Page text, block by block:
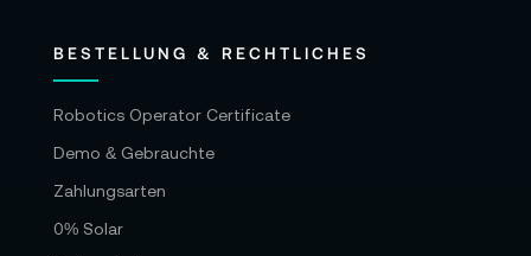
BESTELLUNG & RECHTLICHES
Robotics Operator Certificate
Demo & Gebrauchte
Zahlungsarten
0% Solar